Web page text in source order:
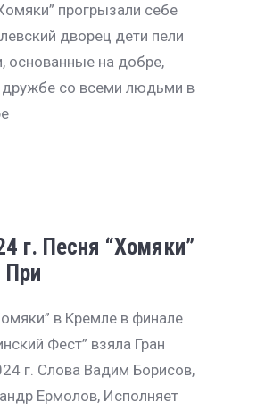
прогрызали себе
дворец дети пели
основанные на добре,
со всеми людьми в
г. Песня “Хомяки”
При
в Кремле в финале
Фест” взяла Гран
г. Слова Вадим Борисов,
Ермолов, Исполняет